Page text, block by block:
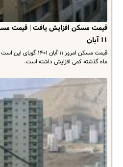
قیمت مسکن افزایش یافت | قیمت
11 آبان
قیمت مسکن امروز ۱۱
ماه گذشته کمی افزایش داشته است.